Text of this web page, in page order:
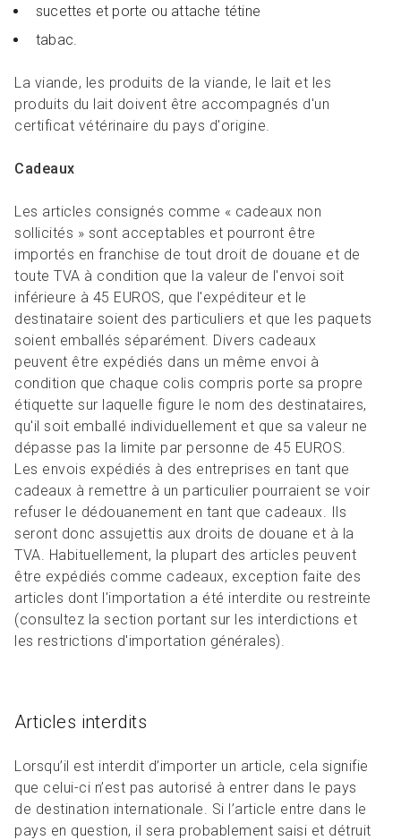
sucettes et porte ou attache tétine
tabac.
La viande, les produits de la viande, le lait et les
produits du lait doivent être accompagnés d'un
certificat vétérinaire du pays d'origine.
Cadeaux
Les articles consignés comme « cadeaux non
sollicités » sont acceptables et pourront être
importés en franchise de tout droit de douane et de
toute TVA à condition que la valeur de l'envoi soit
inférieure à 45 EUROS, que l'expéditeur et le
destinataire soient des particuliers et que les paquets
soient emballés séparément. Divers cadeaux
peuvent être expédiés dans un même envoi à
condition que chaque colis compris porte sa propre
étiquette sur laquelle figure le nom des destinataires,
qu'il soit emballé individuellement et que sa valeur ne
dépasse pas la limite par personne de 45 EUROS.
Les envois expédiés à des entreprises en tant que
cadeaux à remettre à un particulier pourraient se voir
refuser le dédouanement en tant que cadeaux. Ils
seront donc assujettis aux droits de douane et à la
TVA. Habituellement, la plupart des articles peuvent
être expédiés comme cadeaux, exception faite des
articles dont l'importation a été interdite ou restreinte
(consultez la section portant sur les interdictions et
les restrictions d'importation générales).
Articles interdits
Lorsqu’il est interdit d’importer un article, cela signifie
que celui-ci n’est pas autorisé à entrer dans le pays
de destination internationale. Si l’article entre dans le
pays en question, il sera probablement saisi et détruit